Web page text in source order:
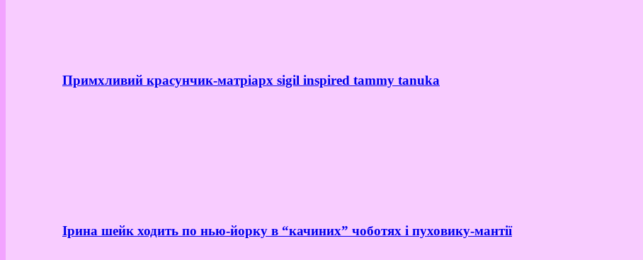
Примхливий красунчик-матріарх sigil inspired tammy tanuka
Ірина шейк ходить по нью-йорку в “качиних” чоботях і пуховику-мантії